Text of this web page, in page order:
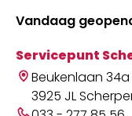
Vandaag
Servicepunt
Beukenlaan 34a
3925 JL